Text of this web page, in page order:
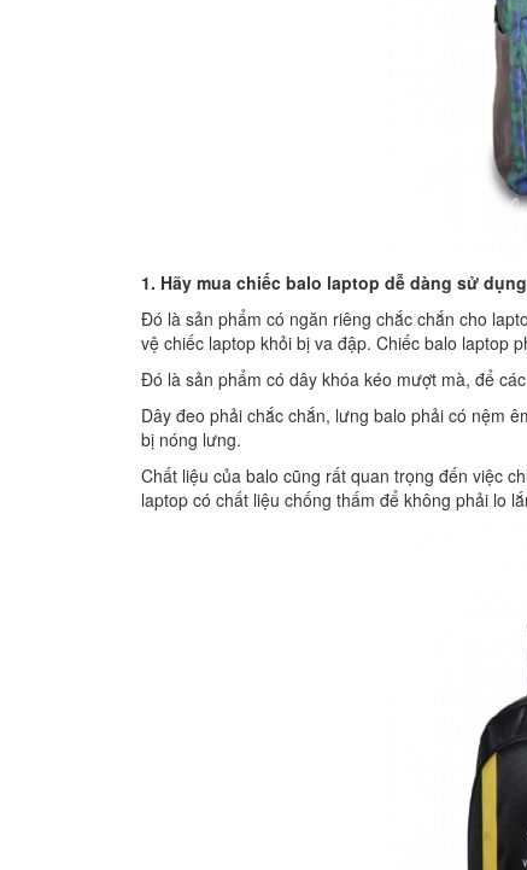
1. Hãy mua chiếc balo laptop dễ dàng sử dụng
Đó là sản phẩm có ngăn riêng chắc chắn cho
vệ chiếc laptop khỏi bị va đập. Chiếc balo laptop
Đó là sản phẩm có dây khóa kéo mượt mà, để
Dây đeo phải chắc chắn, lưng balo phải có nệm
bị nóng lưng.
Chất liệu của balo cũng rất quan trọng đến việc
laptop có chất liệu chống thấm để không phải lo